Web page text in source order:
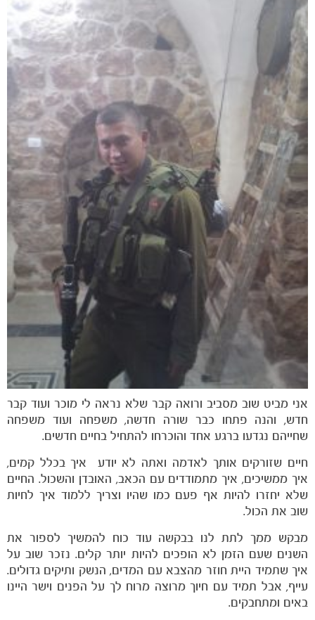
משחקים
אני מביט שוב מסביב ורואה קבר שלא נראה לי מוכר ועוד קבר
חדש, והנה פתחו כבר שורה חדשה, משפחה ועוד משפחה
שחייהם נגדעו ברגע אחד והוכרחו להתחיל בחיים חדשים.
חיים שזורקים אותך לאדמה ואתה לא יודע איך בכלל קמים,
איך ממשיכים, איך מתמודדים עם הכאב, האובדן והשכול. החיים
שלא יחזרו להיות אף פעם כמו שהיו וצריך ללמוד איך לחיות
שוב את הכול.
מבקש ממך לתת לנו בבקשה עוד כוח להמשיך לספור את
השנים שעם הזמן לא הופכים להיות יותר קלים. נזכר שוב על
איך שתמיד היית חוזר מהצבא עם המדים, הנשק ותיקים גדולים.
עייף, אבל תמיד עם חיוך מרוצה מרוח לך על הפנים וישר היינו
באים ומתחבקים.